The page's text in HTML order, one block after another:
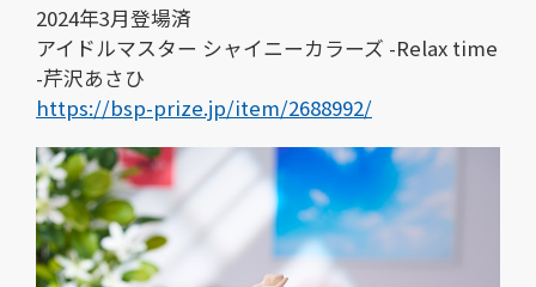
2024年3月登場済
アイドルマスター シャイニーカラーズ -Relax time
-芹沢あさひ
https://bsp-prize.jp/item/2688992/